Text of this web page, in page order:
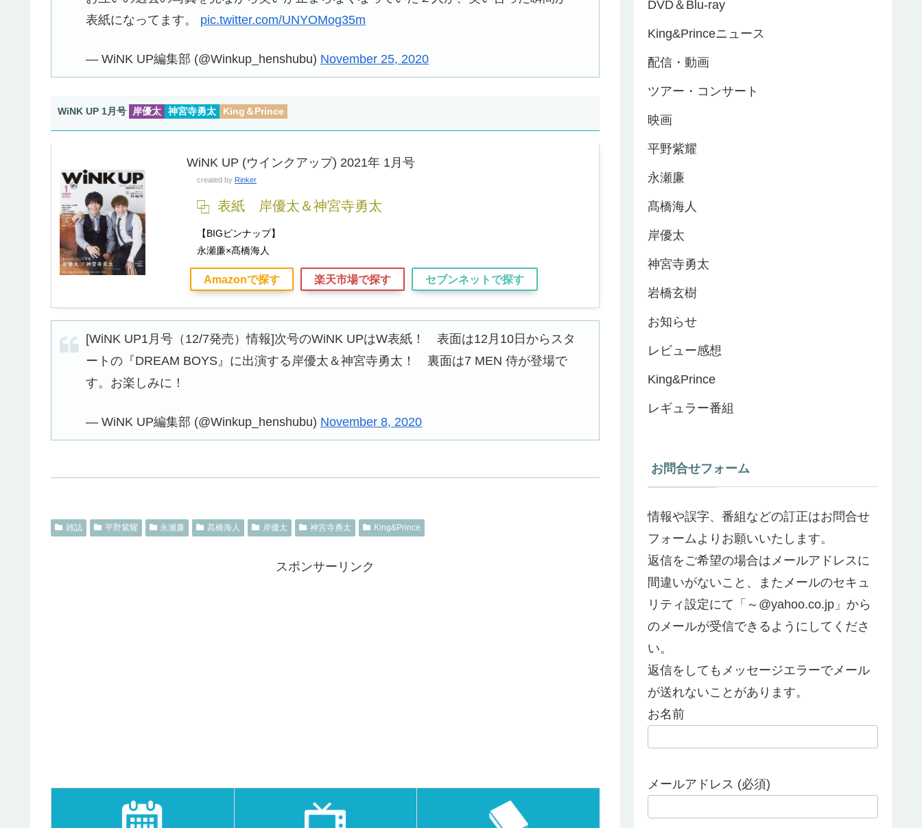
表紙になってます。 pic.twitter.com/UNYOMog35m
— WiNK UP編集部 (@Winkup_henshubu) November 25, 2020
WiNK UP 1月号 岸優太 神宮寺勇太 King＆Prince
WiNK UP (ウインクアップ) 2021年 1月号
created by Rinker
表紙 岸優太＆神宮寺勇太
【BIGピンナップ】
永瀬廉×髙橋海人
Amazonで探す 楽天市場で探す セブンネットで探す
[WiNK UP1月号（12/7発売）情報]次号のWiNK UPはW表紙！ 表面は12月10日からスタ
ートの『DREAM BOYS』に出演する岸優太＆神宮寺勇太！ 裏面は7 MEN 侍が登場で
す。お楽しみに！
— WiNK UP編集部 (@Winkup_henshubu) November 8, 2020
雑誌 平野紫耀 永瀬廉 髙橋海人 岸優太 神宮寺勇太 King&Prince
スポンサーリンク
DVD＆Blu-ray
King&Princeニュース
配信・動画
ツアー・コンサート
映画
平野紫耀
永瀬廉
髙橋海人
岸優太
神宮寺勇太
岩橋玄樹
お知らせ
レビュー感想
King&Prince
レギュラー番組
お問合せフォーム
情報や誤字、番組などの訂正はお問合せ
フォームよりお願いいたします。
返信をご希望の場合はメールアドレスに
間違いがないこと、またメールのセキュ
リティ設定にて「～@yahoo.co.jp」から
のメールが受信できるようにしてくださ
い。
返信をしてもメッセージエラーでメール
が送れないことがあります。
お名前
メールアドレス (必須)